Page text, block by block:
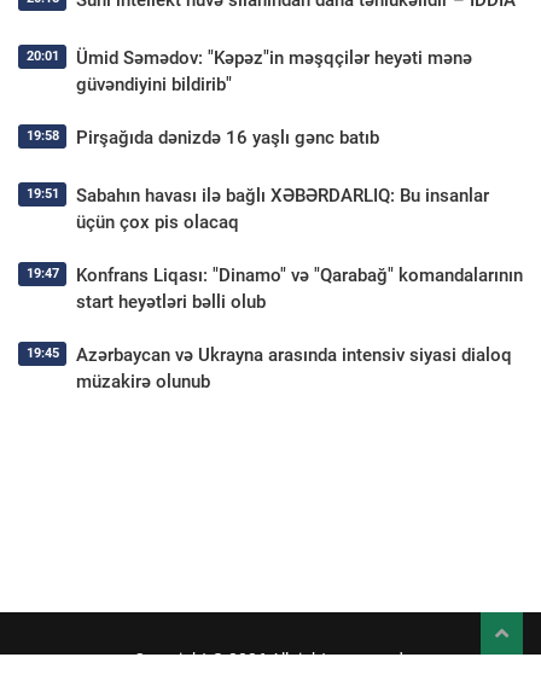
20:01
Ümid Səmədov: "Kəpəz"in məşqçilər heyəti mənə
güvəndiyini bildirib"
19:58 Pirşağıda dənizdə 16 yaşlı gənc batıb
19:51
Sabahın havası ilə bağlı XƏBƏRDARLIQ: Bu insanlar
üçün çox pis olacaq
19:47
Konfrans Liqası: "Dinamo" və "Qarabağ" komandalarının
start heyətləri bəlli olub
19:45
Azərbaycan və Ukrayna arasında intensiv siyasi dialoq
müzakirə olunub
Copyright © 2026 All rights reserved.